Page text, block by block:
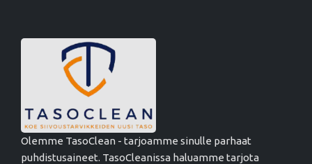
Olemme TasoClean - tarjoamme sinulle parhaat
puhdistusaineet. TasoCleanissa haluamme tarjota